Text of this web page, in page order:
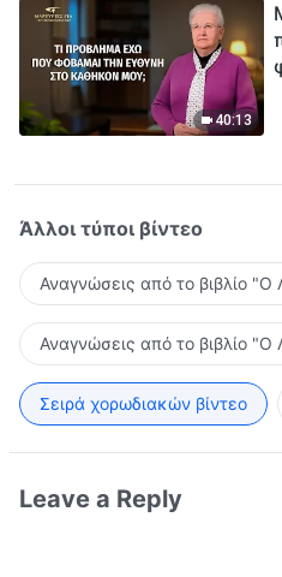
40:13
Άλλοι τύποι βίντεο
Αναγνώσεις από το βιβλίο
Αναγνώσεις από το βιβλίο "Ο
Σειρά χορωδιακών βίντεο
Leave a Reply